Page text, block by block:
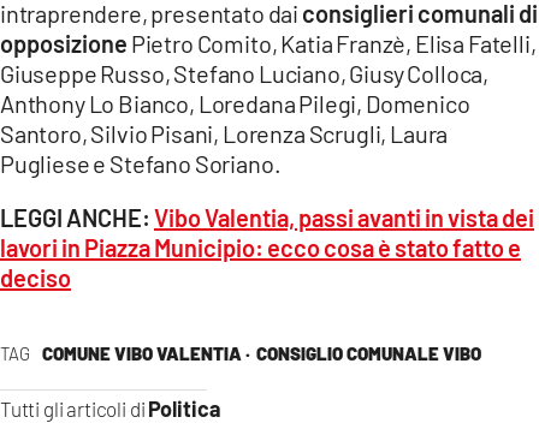
TAG COMUNE VIBO VALENTIA · CONSIGLIO COMUNALE VIBO
Tutti gli articoli di Politica
intraprendere, presentato dai consiglieri comunali di
opposizione Pietro Comito, Katia Franzè, Elisa Fatelli,
Giuseppe Russo, Stefano Luciano, Giusy Colloca,
Anthony Lo Bianco, Loredana Pilegi, Domenico
Santoro, Silvio Pisani, Lorenza Scrugli, Laura
Pugliese e Stefano Soriano.
LEGGI ANCHE: Vibo Valentia, passi avanti in vista dei
lavori in Piazza Municipio: ecco cosa è stato fatto e
deciso